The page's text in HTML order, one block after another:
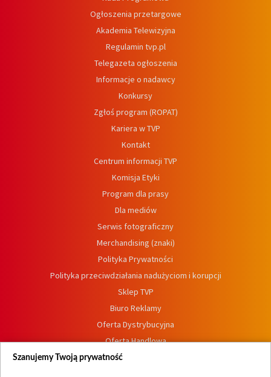
Ogłoszenia przetargowe
Akademia Telewizyjna
Regulamin tvp.pl
Telegazeta ogłoszenia
Informacje o nadawcy
Konkursy
Zgłoś program (ROPAT)
Kariera w TVP
Kontakt
Centrum informacji TVP
Komisja Etyki
Program dla prasy
Dla mediów
Serwis fotograficzny
Merchandising (znaki)
Polityka Prywatności
Polityka przeciwdziałania nadużyciom i korupcji
Sklep TVP
Biuro Reklamy
Oferta Dystrybucyjna
Oferta Handlowa
Dostępność
Szanujemy Twoją prywatność